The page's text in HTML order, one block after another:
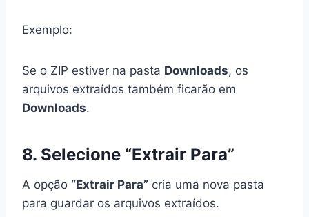
Exemplo:
Se o ZIP estiver na pasta Downloads, os
arquivos extraídos também ficarão em
Downloads.
8. Selecione “Extrair Para”
A opção “Extrair Para” cria uma nova pasta
para guardar os arquivos extraídos.